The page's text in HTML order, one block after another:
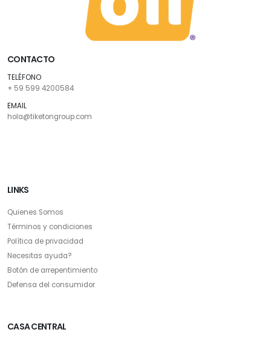
CONTACTO
TELÉFONO
+ 59 599 4200584
EMAIL
hola@tiketongroup.com
LINKS
Quienes Somos
Términos y condiciones
Política de privacidad
Necesitas ayuda?
Botón de arrepentimiento
Defensa del consumidor
CASA CENTRAL